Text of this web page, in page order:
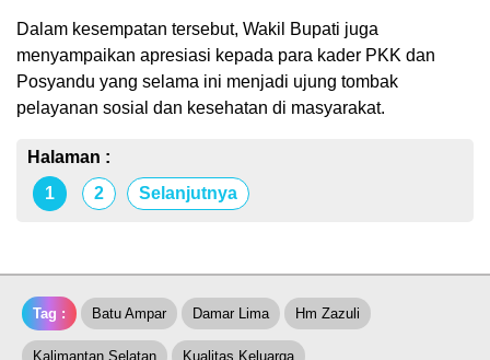
Dalam kesempatan tersebut, Wakil Bupati juga
menyampaikan apresiasi kepada para kader PKK dan
Posyandu yang selama ini menjadi ujung tombak
pelayanan sosial dan kesehatan di masyarakat.
Halaman :
1
2 Selanjutnya
Tag : Batu Ampar Damar Lima Hm Zazuli
Kalimantan Selatan Kualitas Keluarga